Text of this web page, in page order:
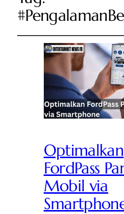
Optimalkan
FordPass
Mobil via